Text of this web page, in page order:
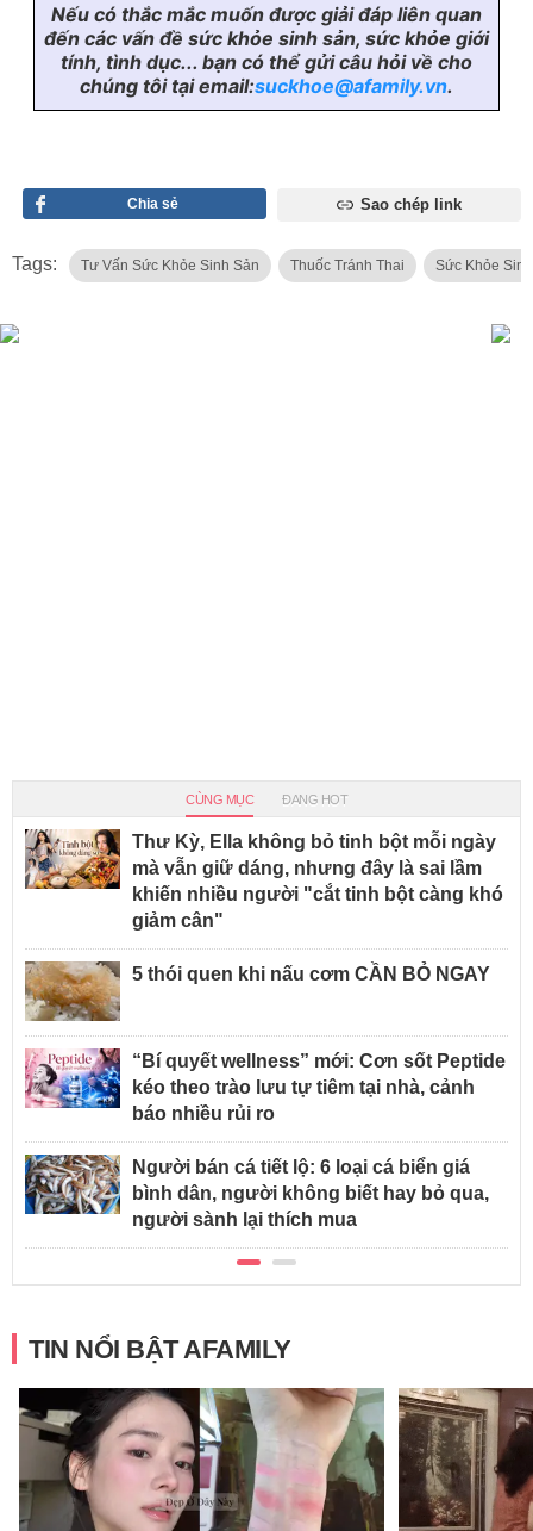
Nếu có thắc mắc muốn được giải đáp liên quan
đến các vấn đề sức khỏe sinh sản, sức khỏe giới
tính, tình dục... bạn có thể gửi câu hỏi về cho
chúng tôi tại email:suckhoe@afamily.vn.
Chia sẻ Sao chép link
Tags: Tư Vấn Sức Khỏe Sinh Sản Thuốc Tránh Thai Sức Khỏe
CÙNG MỤC ĐANG HOT
Thư Kỳ, Ella không bỏ tinh bột mỗi ngày
mà vẫn giữ dáng, nhưng đây là sai lầm
khiến nhiều người "cắt tinh bột càng khó
giảm cân"
5 thói quen khi nấu cơm CẦN BỎ NGAY
“Bí quyết wellness” mới: Cơn sốt Peptide
kéo theo trào lưu tự tiêm tại nhà, cảnh
báo nhiều rủi ro
Người bán cá tiết lộ: 6 loại cá biển giá
bình dân, người không biết hay bỏ qua,
người sành lại thích mua
TIN NỔI BẬT AFAMILY